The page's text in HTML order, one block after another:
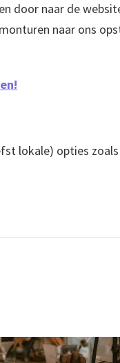
door naar de
naar ons
lokale) opties